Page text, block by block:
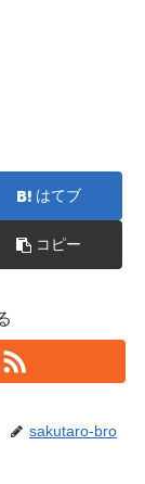
はてブ
コピー
sakutaro-bro